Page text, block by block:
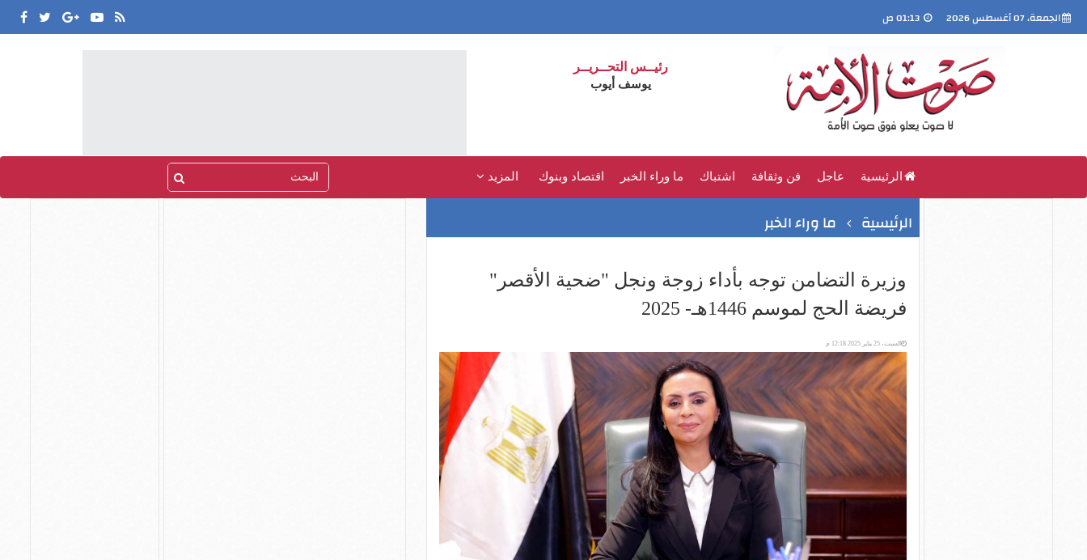
الجمعة، 07 أغسطس 2026
رئيــس التحــريــر
يوسف أيوب
الرئيسية عاجل فن وثقافة اشتباك ما وراء الخبر اقتصاد وبنوك المزيد
الرئيسية ما وراء الخبر
وزيرة التضامن توجه بأداء زوجة ونجل "ضحية الأقصر"
فريضة الحج لموسم 1446هـ- 2025
السبت، 25 يناير 2025 12:18 م